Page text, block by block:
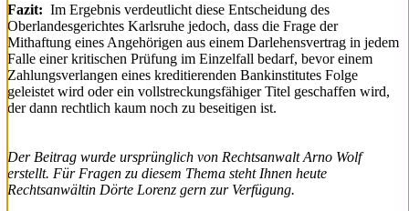
Fazit: Im Ergebnis verdeutlicht diese Entscheidung des
Oberlandesgerichtes Karlsruhe jedoch, dass die Frage der
Mithaftung eines Angehörigen aus einem Darlehensvertrag in jedem
Falle einer kritischen Prüfung im Einzelfall bedarf, bevor einem
Zahlungsverlangen eines kreditierenden Bankinstitutes Folge
geleistet wird oder ein vollstreckungsfähiger Titel geschaffen wird,
der dann rechtlich kaum noch zu beseitigen ist.
Der Beitrag wurde ursprünglich von Rechtsanwalt Arno Wolf
erstellt. Für Fragen zu diesem Thema steht Ihnen heute
Rechtsanwältin Dörte Lorenz gern zur Verfügung.